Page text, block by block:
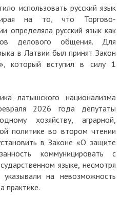
использовать русский язык
на то, что Торгово-
определяла русский язык как
делового общения. Для
в Латвии был принят Закон
который вступил в силу 1
латышского национализма
2026 года депутаты
хозяйству, аграрной,
политике во втором чтении
в Законе «О защите
коммуницировать с
языке, несмотря
на невозможность
практике.